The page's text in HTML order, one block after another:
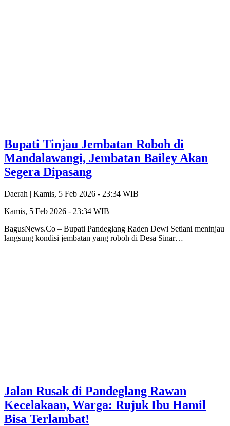
Bupati Tinjau Jembatan Roboh di
Mandalawangi, Jembatan Bailey Akan
Segera Dipasang
Daerah | Kamis, 5 Feb 2026 - 23:34 WIB
Kamis, 5 Feb 2026 - 23:34 WIB
BagusNews.Co – Bupati Pandeglang Raden Dewi Setiani meninjau
langsung kondisi jembatan yang roboh di Desa Sinar…
Jalan Rusak di Pandeglang Rawan
Kecelakaan, Warga: Rujuk Ibu Hamil
Bisa Terlambat!